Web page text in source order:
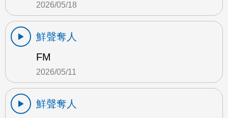
2026/05/18
鮮聲奪人
FM
2026/05/11
鮮聲奪人